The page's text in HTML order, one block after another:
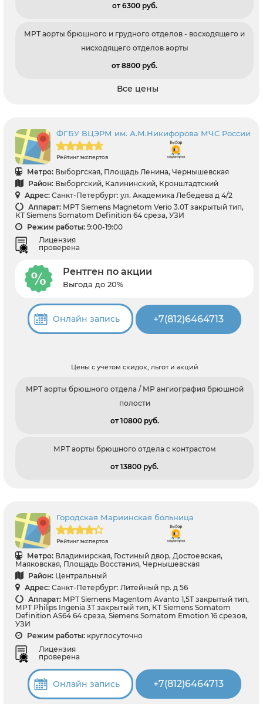
от 6300 pуб.
МРТ аорты брюшного и грудного отделов - восходящего и
нисходящего отделов аорты
от 8800 pуб.
Все цены
ФГБУ ВЦЭРМ им. А.М.Никифорова МЧС России
Рейтинг экспертов
Метро: Выборгская, Площадь Ленина, Чернышевская
Район: Выборгский, Калининский, Кронштадтский
Адрес: Санкт-Петербург: ул. Академика Лебедева д 4/2
Аппарат: МРТ Siemens Magnetom Verio 3.0T закрытый тип,
КТ Siemens Somatom Definition 64 среза, УЗИ
Режим работы: 9:00-19:00
Лицензия
проверена
Рентген по акции
Выгода до 20%
Онлайн запись +7(812)6464713
Цены с учетом скидок, льгот и акций
МРТ аорты брюшного отдела / МР ангиография брюшной
полости
от 10800 pуб.
МРТ аорты брюшного отдела с контрастом
от 13800 pуб.
Городская Мариинская больница
Рейтинг экспертов
Метро: Владимирская, Гостиный двор, Достоевская,
Маяковская, Площадь Восстания, Чернышевская
Район: Центральный
Адрес: Санкт-Петербург: Литейный пр. д 56
Аппарат: МРТ Siemens Magentom Avanto 1,5Т закрытый тип,
МРТ Philips Ingenia 3Т закрытый тип, КТ Siemens Somatom
Definition AS64 64 среза, Siemens Somatom Emotion 16 срезов,
УЗИ
Режим работы: круглосуточно
Лицензия
проверена
Онлайн запись +7(812)6464713